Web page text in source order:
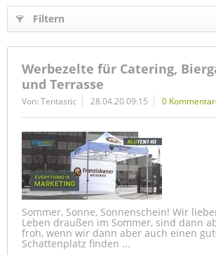
Filtern
Werbezelte für Catering,
und Terrasse
Von: Tentastic 28.04.20 09:15 0
Sommer, Sonne, Sonnenschein! Wir
Leben draußen im Sommer, sind dann
froh, wenn wir dann aber auch einen
Schattenplatz finden ...